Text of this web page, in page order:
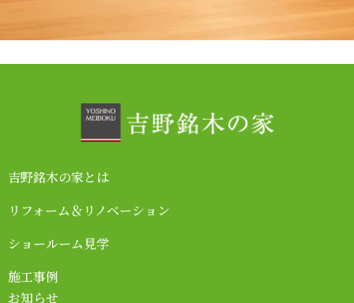
吉野銘木の家とは
リフォーム＆リノベーション
ショールーム見学
施工事例
お知らせ